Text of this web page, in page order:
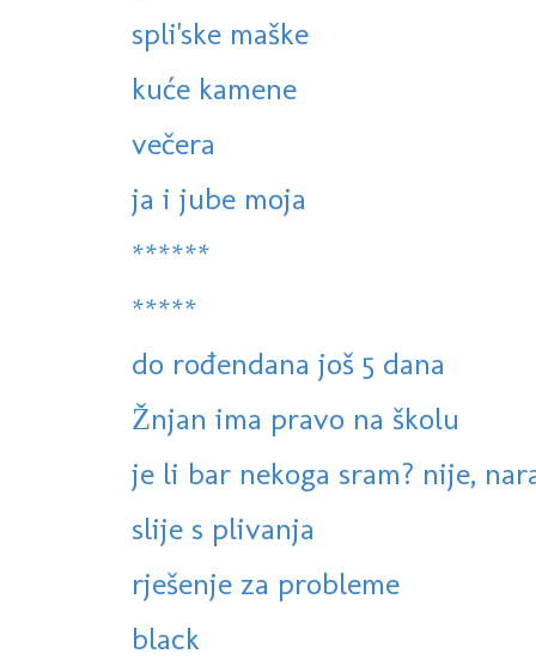
spli'ske maške
kuće kamene
večera
ja i jube moja
******
*****
do rođendana još 5 dana
Žnjan ima pravo na školu
je li bar nekoga sram? nije,
slije s plivanja
rješenje za probleme
black